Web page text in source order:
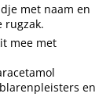
met naam en
rugzak.
mee met
en